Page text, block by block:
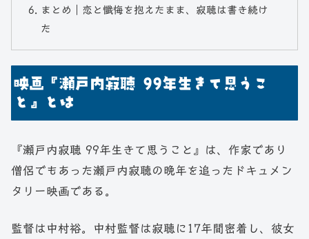
まとめ｜恋と懺悔を抱えたまま、寂聴は書き続け
た
映画『瀬戸内寂聴 99年生きて思うこ
と』とは
『瀬戸内寂聴 99年生きて思うこと』は、作家であり
僧侶でもあった瀬戸内寂聴の晩年を追ったドキュメン
タリー映画である。
監督は中村裕。中村監督は寂聴に17年間密着し、彼女